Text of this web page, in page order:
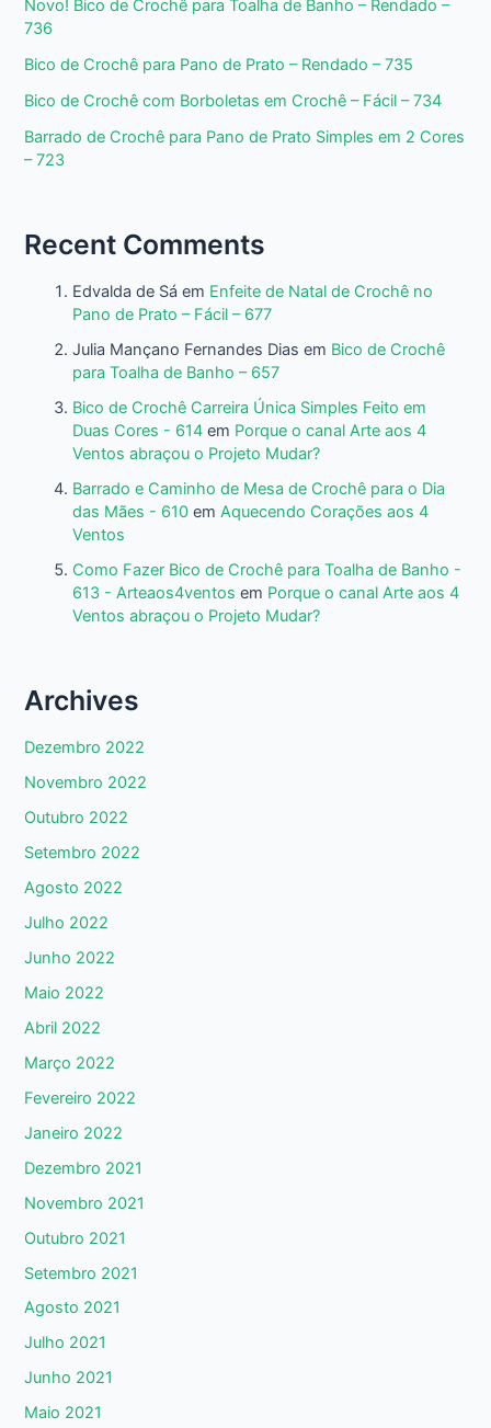
Novo! Bico de Crochê para Toalha de Banho – Rendado –
736
Bico de Crochê para Pano de Prato – Rendado – 735
Bico de Crochê com Borboletas em Crochê – Fácil – 734
Barrado de Crochê para Pano de Prato Simples em 2 Cores
– 723
Recent Comments
Edvalda de Sá em Enfeite de Natal de Crochê no
Pano de Prato – Fácil – 677
Julia Mançano Fernandes Dias em Bico de Crochê
para Toalha de Banho – 657
Bico de Crochê Carreira Única Simples Feito em
Duas Cores - 614 em Porque o canal Arte aos 4
Ventos abraçou o Projeto Mudar?
Barrado e Caminho de Mesa de Crochê para o Dia
das Mães - 610 emAquecendo Corações aos 4
Ventos
Como Fazer Bico de Crochê para Toalha de Banho -
613 - Arteaos4ventos em Porque o canal Arte aos 4
Ventos abraçou o Projeto Mudar?
Archives
Dezembro 2022
Novembro 2022
Outubro 2022
Setembro 2022
Agosto 2022
Julho 2022
Junho 2022
Maio 2022
Abril 2022
Março 2022
Fevereiro 2022
Janeiro 2022
Dezembro 2021
Novembro 2021
Outubro 2021
Setembro 2021
Agosto 2021
Julho 2021
Junho 2021
Maio 2021